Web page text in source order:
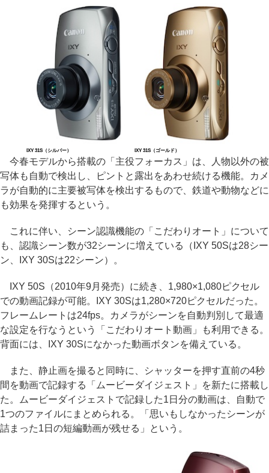
IXY 31S（シルバー） IXY 31S（ゴールド）
今春モデルから搭載の「主役フォーカス」は、人物以外の被
写体も自動で検出し、ピントと露出をあわせ続ける機能。カメ
ラが自動的に主要被写体を検出するもので、鉄道や動物などに
も効果を発揮するという。
これに伴い、シーン認識機能の「こだわりオート」について
も、認識シーン数が32シーンに増えている（IXY 50Sは28シー
ン、IXY 30Sは22シーン）。
IXY 50S（2010年9月発売）に続き、1,980×1,080ピクセル
での動画記録が可能。IXY 30Sは1,280×720ピクセルだった。
フレームレートは24fps。カメラがシーンを自動判別して最適
な設定を行なうという「こだわりオート動画」も利用できる。
背面には、IXY 30Sになかった動画ボタンを備えている。
また、静止画を撮ると同時に、シャッターを押す直前の4秒
間を動画で記録する「ムービーダイジェスト」を新たに搭載し
た。ムービーダイジェストで記録した1日分の動画は、自動で
1つのファイルにまとめられる。「思いもしなかったシーンが
詰まった1日の短編動画が残せる」という。